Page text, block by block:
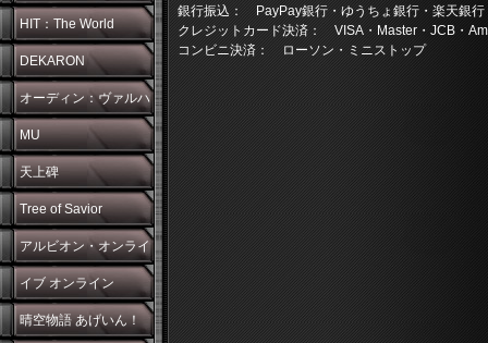
HIT：The World
DEKARON
オーディン：ヴァルハ
ラ・ライジング
MU
天上碑
Tree of Savior
アルビオン・オンライ
ン
イブ オンライン
晴空物語 あげいん！
銀行振込： PayPay銀行・ゆうちょ銀行・楽天銀行
クレジットカード決済： VISA・Master・JCB・
コンビニ決済： ローソン・ミニストップ